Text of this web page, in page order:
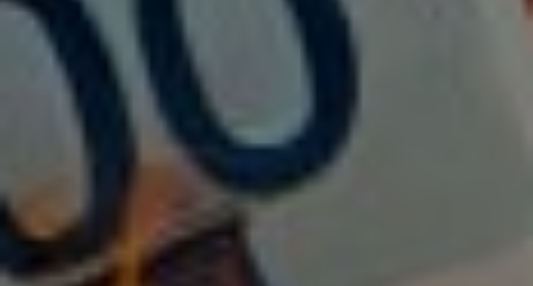
Gefiltertes Wasser
Eine Grundvoraussetzung für ein starkes
Immunssystem ist das Trinken von ausreichend
und wirklich sauberem Wasser. Unser Körper
entgiftet und beseitigt permanent Stoffwechsel-